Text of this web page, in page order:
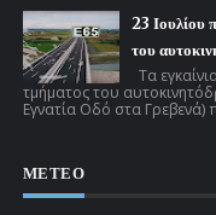
23 Ιουλίου
του
Τα
τμήματος του
Εγνατία Οδό στα Γρεβενά)
ΜΕΤΕΟ